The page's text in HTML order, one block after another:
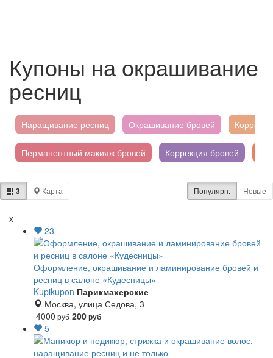
Купоны на окрашивание
ресниц
Наращивание ресниц Окрашивание бровей
Перманентный макияж бровей Коррекция бровей
Перманентный макияж Наращивание волос
3 Карта Популярн. Новые
x
23
Оформление, окрашивание и ламинирование бровей и
ресниц в салоне «Кудесницы»
Kupikupon Парикмахерские
Москва, улица Седова, 3
4000 руб 200руб
5